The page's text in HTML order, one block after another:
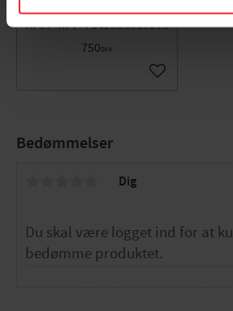
Bedømmelser
Dig
7042893610013
750DKK
Gem som